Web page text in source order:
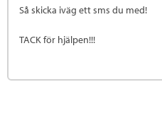
Så skicka iväg ett sms du med!
TACK för hjälpen!!!